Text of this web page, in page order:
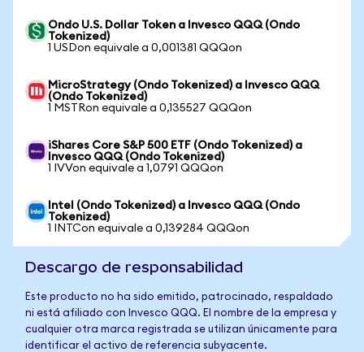
Ondo U.S. Dollar Token a Invesco QQQ (Ondo
Tokenized)
1 USDon equivale a 0,001381 QQQon
MicroStrategy (Ondo Tokenized) a Invesco QQQ
(Ondo Tokenized)
1 MSTRon equivale a 0,135527 QQQon
iShares Core S&P 500 ETF (Ondo Tokenized) a
Invesco QQQ (Ondo Tokenized)
1 IVVon equivale a 1,0791 QQQon
Intel (Ondo Tokenized) a Invesco QQQ (Ondo
Tokenized)
1 INTCon equivale a 0,139284 QQQon
Descargo de responsabilidad
Este producto no ha sido emitido, patrocinado, respaldado
ni está afiliado con Invesco QQQ. El nombre de la empresa y
cualquier otra marca registrada se utilizan únicamente para
identificar el activo de referencia subyacente.